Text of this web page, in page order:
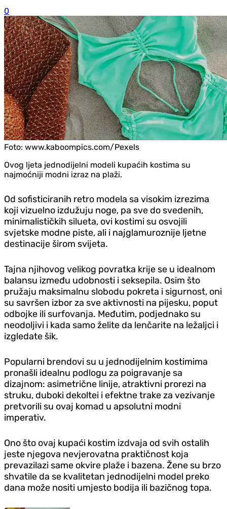
0
Foto: www.kaboompics.com/Pexels
Ovog ljeta jednodijelni modeli kupaćih kostima su
najmoćniji modni izraz na plaži.
Od sofisticiranih retro modela sa visokim izrezima
koji vizuelno izdužuju noge, pa sve do svedenih,
minimalističkih silueta, ovi kostimi su osvojili
svjetske modne piste, ali i najglamuroznije ljetne
destinacije širom svijeta.
Tajna njihovog velikog povratka krije se u idealnom
balansu između udobnosti i seksepila. Osim što
pružaju maksimalnu slobodu pokreta i sigurnost, oni
su savršen izbor za sve aktivnosti na pijesku, poput
odbojke ili surfovanja. Međutim, podjednako su
neodoljivi i kada samo želite da lenčarite na ležaljci i
izgledate šik.
Popularni brendovi su u jednodijelnim kostimima
pronašli idealnu podlogu za poigravanje sa
dizajnom: asimetrične linije, atraktivni prorezi na
struku, duboki dekoltei i efektne trake za vezivanje
pretvorili su ovaj komad u apsolutni modni
imperativ.
Ono što ovaj kupaći kostim izdvaja od svih ostalih
jeste njegova nevjerovatna praktičnost koja
prevazilazi same okvire plaže i bazena. Žene su brzo
shvatile da se kvalitetan jednodijelni model preko
dana može nositi umjesto bodija ili bazičnog topa.